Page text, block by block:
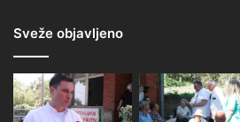
Sveže objavljeno